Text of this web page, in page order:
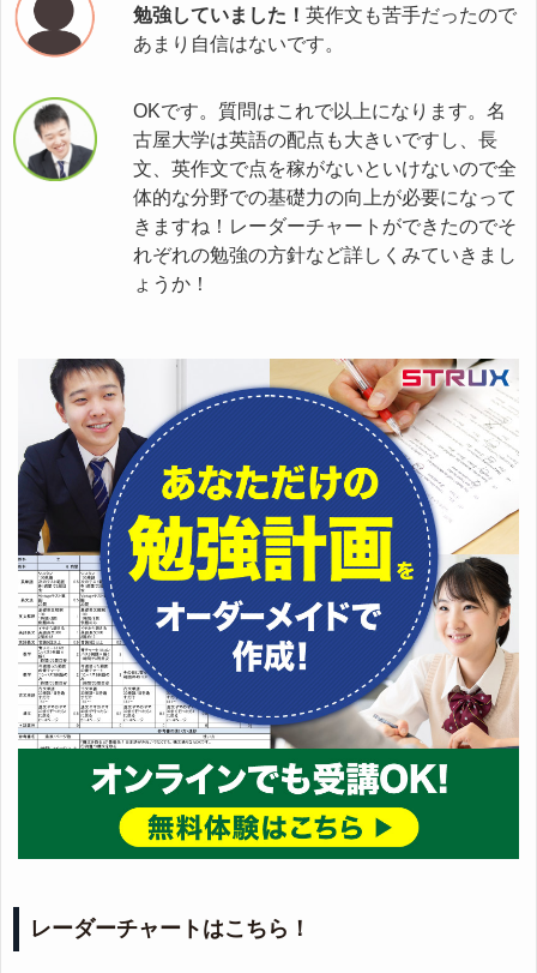
勉強していました！ 英作文も苦手だったので
あまり自信はないです。
OKです。質問はこれで以上になります。名
古屋大学は英語の配点も大きいですし、長
文、英作文で点を稼がないといけないので全
体的な分野での基礎力の向上が必要になって
きますね！レーダーチャートができたのでそ
れぞれの勉強の方針など詳しくみていきまし
ょうか！
レーダーチャートはこちら！